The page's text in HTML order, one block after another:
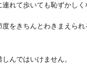
れて歩いても恥ずかしく
をきちんとわきまえられ
しんではいけません。